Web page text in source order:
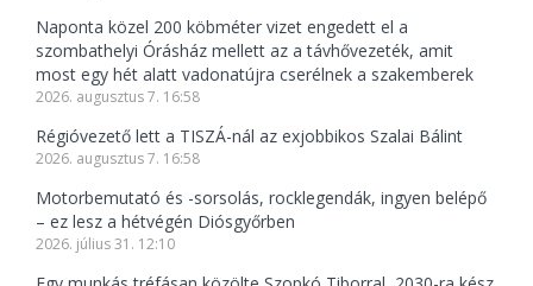
Naponta közel 200 köbméter vizet engedett el a
szombathelyi Órásház mellett az a távhővezeték, amit
most egy hét alatt vadonatújra cserélnek a szakemberek
2026. augusztus 7. 16:58
Régióvezető lett a TISZÁ-nál az exjobbikos Szalai Bálint
2026. augusztus 7. 16:58
Motorbemutató és -sorsolás, rocklegendák, ingyen belépő
– ez lesz a hétvégén Diósgyőrben
2026. július 31. 12:10